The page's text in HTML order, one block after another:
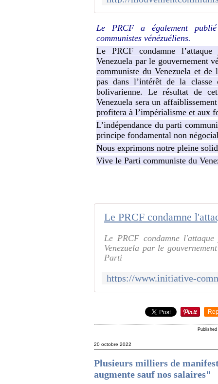
Le PRCF a également
communistes vénézuéliens.
Le PRCF condamne
Venezuela par le gouvernement
communiste du Venezuela et de
pas dans l’intérêt de la
bolivarienne. Le résultat de
Venezuela sera un
profitera à l’impérialisme et aux
L’indépendance du parti
principe fondamental non
Nous exprimons notre pleine
Vive le Parti communiste du
Le PRCF condamne
Venezuela par le
Parti
20 octobre 2022
Plusieurs milliers de
augmente sauf nos salaires"